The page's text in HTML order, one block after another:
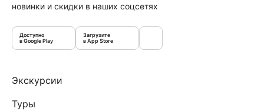
новинки и скидки в наших соцсетях
Доступно
в Google Play
Загрузите
в App Store
Экскурсии
Туры